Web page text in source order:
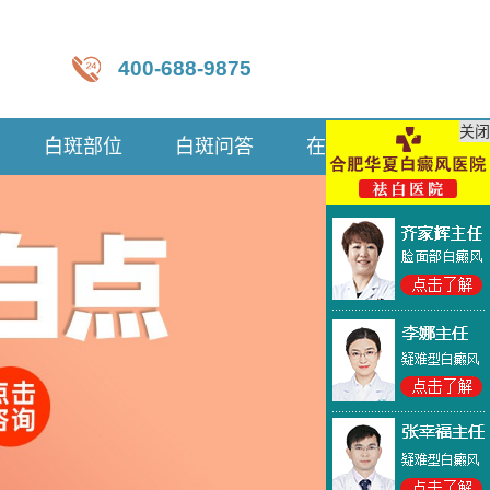
400-688-9875
白斑部位 白斑问答 在线咨询
关闭